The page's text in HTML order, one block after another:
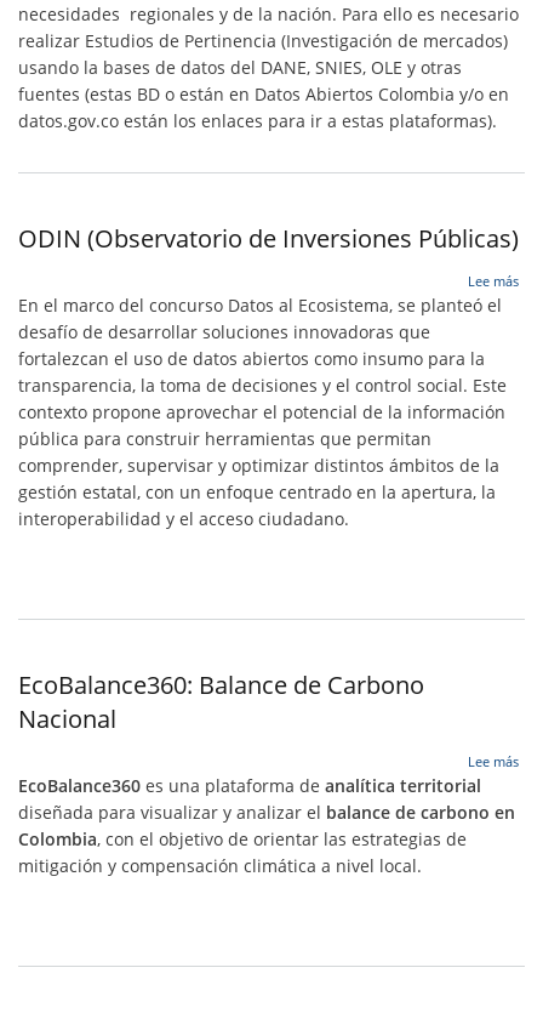
necesidades regionales y de la nación. Para ello es necesario
realizar Estudios de Pertinencia (Investigación de mercados)
usando la bases de datos del DANE, SNIES, OLE y otras
fuentes (estas BD o están en Datos Abiertos Colombia y/o en
datos.gov.co están los enlaces para ir a estas plataformas).
ODIN (Observatorio de Inversiones Públicas)
Lee más
En el marco del concurso Datos al Ecosistema, se planteó el
desafío de desarrollar soluciones innovadoras que
fortalezcan el uso de datos abiertos como insumo para la
transparencia, la toma de decisiones y el control social. Este
contexto propone aprovechar el potencial de la información
pública para construir herramientas que permitan
comprender, supervisar y optimizar distintos ámbitos de la
gestión estatal, con un enfoque centrado en la apertura, la
interoperabilidad y el acceso ciudadano.
EcoBalance360: Balance de Carbono
Nacional
Lee más
EcoBalance360 es una plataforma de analítica territorial
diseñada para visualizar y analizar el balance de carbono en
Colombia, con el objetivo de orientar las estrategias de
mitigación y compensación climática a nivel local.